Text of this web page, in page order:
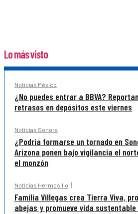
Lo más visto
Noticias México
¿No puedes entrar a BBVA?
retrasos en depósitos este viernes
Noticias Sonora
¿Podría formarse un tornado en
Arizona ponen bajo vigilancia el
el monzón
Noticias Hermosillo
Familia Villegas crea Tierra Viva,
abejas y promueve vida sustentable